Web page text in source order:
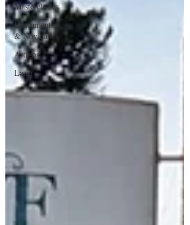
Masterclasses
Lançamentos
& Novidades
Artigos
Lazer